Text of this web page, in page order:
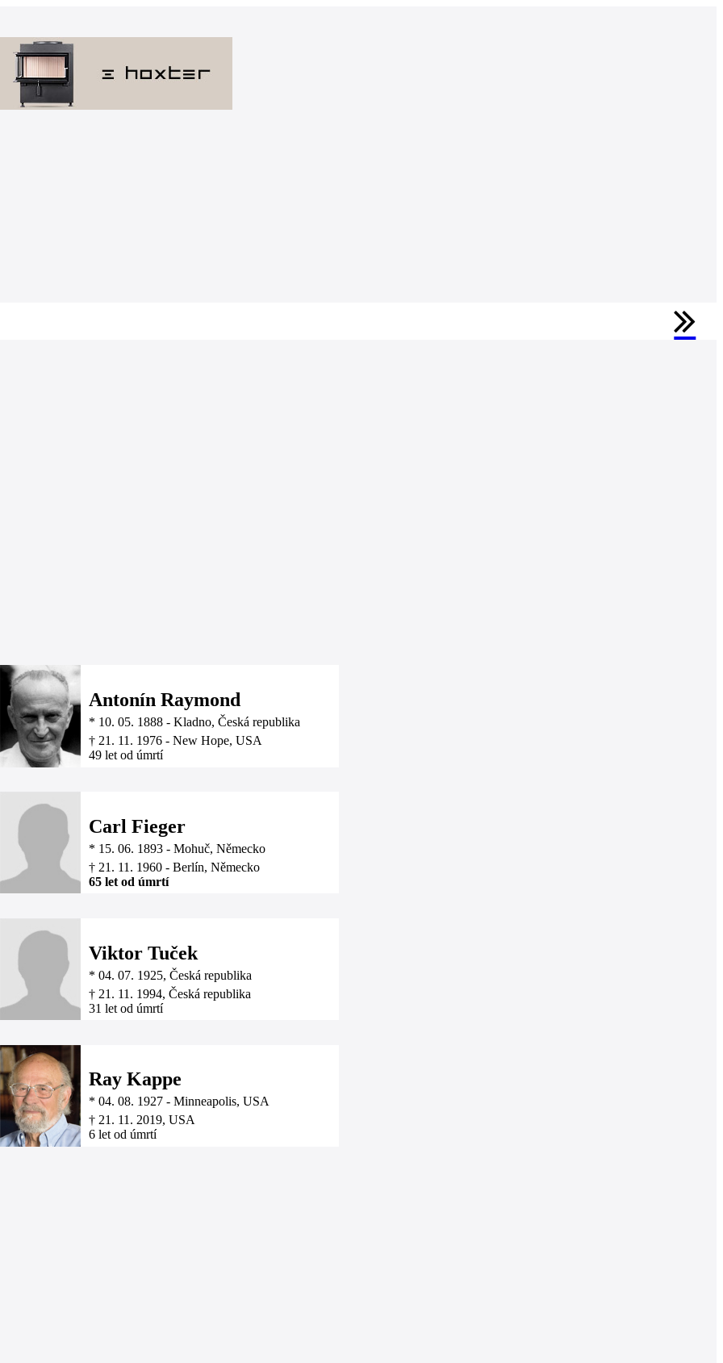
Antonín Raymond
* 10. 05. 1888 - Kladno, Česká republika
† 21. 11. 1976 - New Hope, USA
49 let od úmrtí
Carl Fieger
* 15. 06. 1893 - Mohuč, Německo
† 21. 11. 1960 - Berlín, Německo
65 let od úmrtí
Viktor Tuček
* 04. 07. 1925, Česká republika
† 21. 11. 1994, Česká republika
31 let od úmrtí
Ray Kappe
* 04. 08. 1927 - Minneapolis, USA
† 21. 11. 2019, USA
6 let od úmrtí